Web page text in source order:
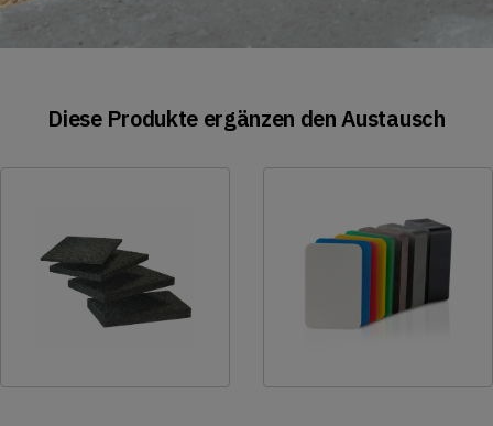
Diese Produkte ergänzen den Austausch